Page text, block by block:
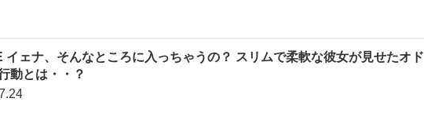
イェナ、そんなところに入っちゃうの？ スリムで柔軟な彼女が見せたオド
動とは・・？